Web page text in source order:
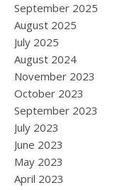
September 2025
August 2025
July 2025
August 2024
November 2023
October 2023
September 2023
July 2023
June 2023
May 2023
April 2023